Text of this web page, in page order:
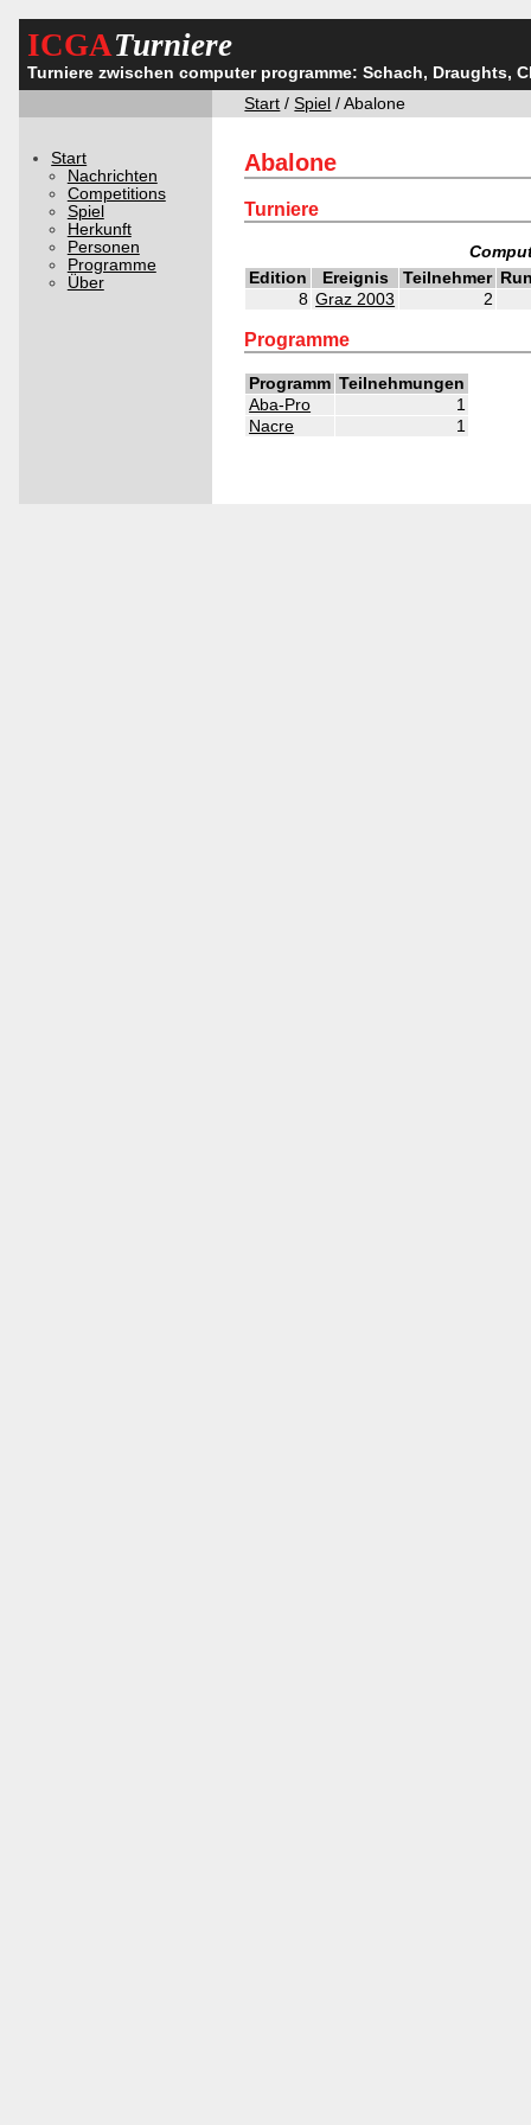
ICGATurniere
Turniere zwischen computer programme: Schach, Draughts,
Start /Spiel / Abalone
Start
Nachrichten
Competitions
Spiel
Herkunft
Personen
Programme
Über
Abalone
Turniere
Edition
Ereignis Teilnehmer
8 Graz 2003 2
Programme
Programm Teilnehmungen
Aba-Pro
1
Nacre
1